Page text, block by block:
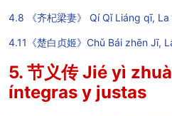
4.8 《齐杞梁妻》 Qí Qǐ Liáng qī,
4.11《楚白贞姬》Chǔ Bái zhēn Jī,
5. 节义传 Jié yì
íntegras y justas